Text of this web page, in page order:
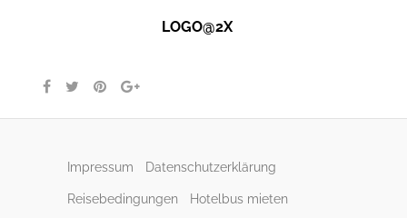
LOGO@2X
Impressum Datenschutzerklärung
Reisebedingungen Hotelbus mieten